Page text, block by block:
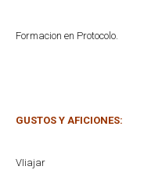
Formacion en Protocolo.
GUSTOS Y AFICIONES:
VIiajar